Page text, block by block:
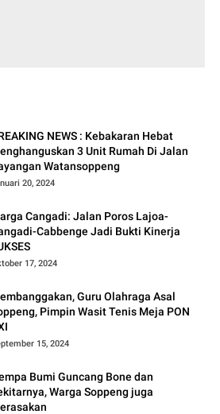
NEWS : Kebakaran Hebat
3 Unit Rumah Di Jalan
Watansoppeng
20, 2024
Cangadi: Jalan Poros Lajoa-
Cabbenge Jadi Bukti Kinerja
17, 2024
Guru Olahraga Asal
Pimpin Wasit Tenis Meja PON
15, 2024
Bumi Guncang Bone dan
Warga Soppeng juga